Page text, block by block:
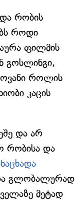
და რობის
როდი
ფილმის
გოსლინგი,
როლის
კაცის
და არ
რობისა და
გლობალურად
მეტად